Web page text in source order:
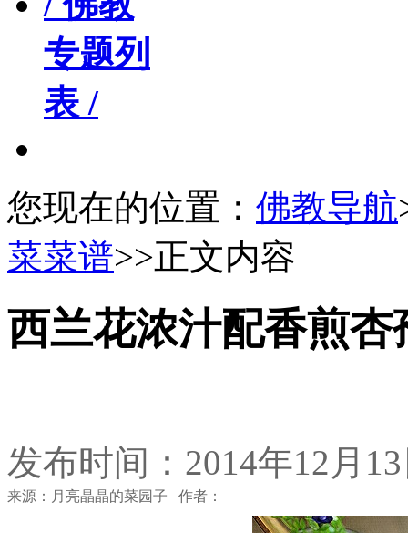
专题列
表 /
您现在的位置： 佛教导航
菜菜谱>>正文内容
西兰花浓汁配香煎杏
发布时间：2014年12月
来源：月亮晶晶的菜园子 作者：